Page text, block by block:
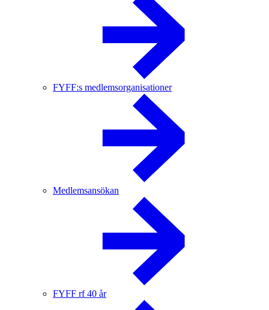
FYFF:s medlemsorganisationer
Medlemsansökan
FYFF rf 40 år